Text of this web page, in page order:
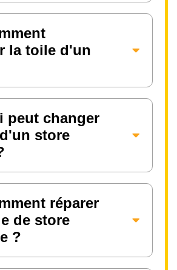
la toile d'un
peut changer
store
réparer
de store
?